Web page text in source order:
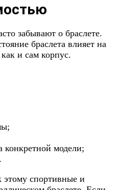
забывают о браслете.
браслета влияет на
и сам корпус.
конкретной модели;
этому спортивные и